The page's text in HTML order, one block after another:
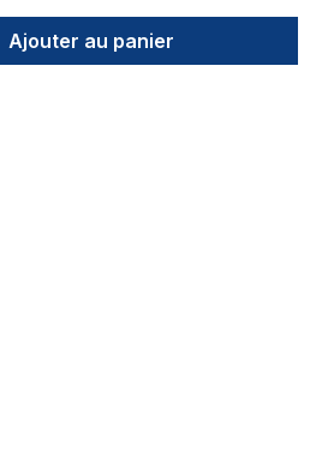
Ajouter au panier